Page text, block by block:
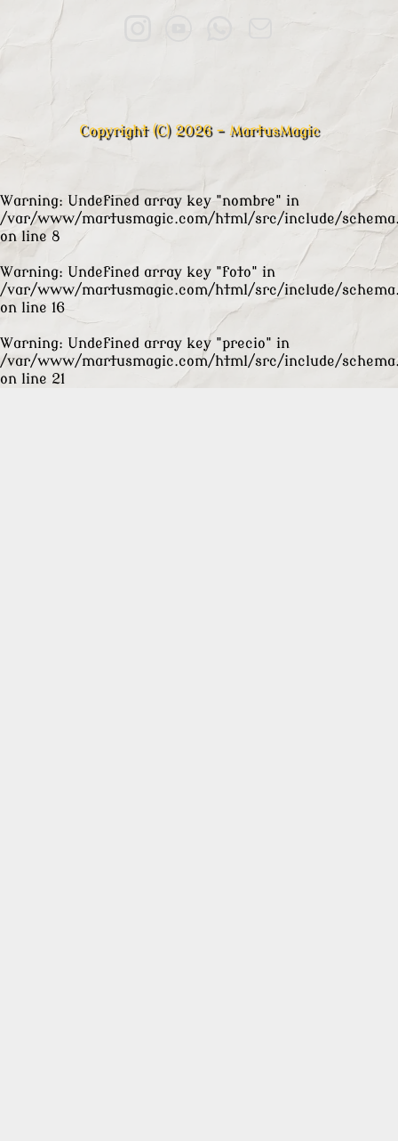
Copyright (C) 2026 - MartusMagic
Warning: Undefined array key "nombre" in
/var/www/martusmagic.com/html/src/include/
on line 8
Warning: Undefined array key "foto" in
/var/www/martusmagic.com/html/src/include/
on line 16
Warning: Undefined array key "precio" in
/var/www/martusmagic.com/html/src/include/
on line 21